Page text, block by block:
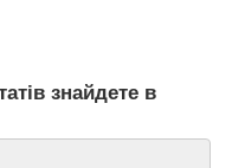
знайдете в